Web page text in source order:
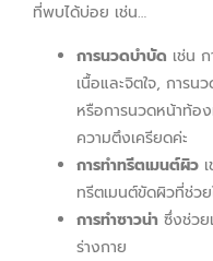
ที่พบได้บ่อย เช่น…
การนวดบำบัด เช่น
เนื้อและจิตใจ, การน
หรือการนวดหน้าท้อ
ความตึงเครียดค่ะ
การทำทรีตเมนต์ผิว
ทรีตเมนต์ขัดผิวที่ช่ว
การทำซาวน่า ซึ่งช่วย
ร่างกาย